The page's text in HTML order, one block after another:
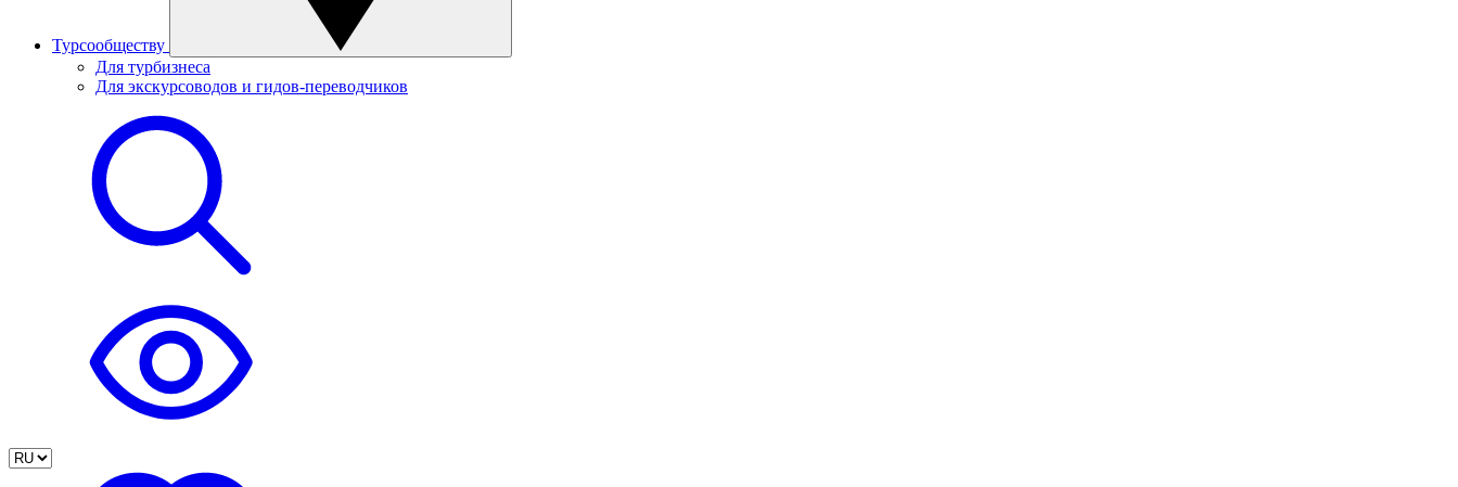
Турсообществу
Для турбизнеса
Для экскурсоводов и гидов-переводчиков